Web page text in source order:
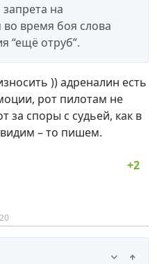
на
время боя слова
“ещё отруб”.
)) адреналин есть
рот пилотам не
за споры с судьей, как в
– то пишем.